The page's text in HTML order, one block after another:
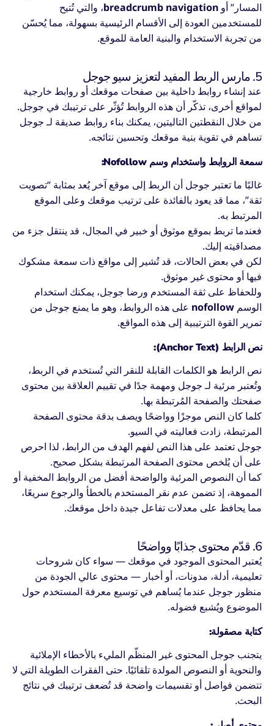
المسار” أو breadcrumb navigation، والتي تُتيح
للمستخدمين العودة إلى الأقسام الرئيسية بسهولة، مما يُحسّن
من تجربة الاستخدام والبنية العامة للموقع.
5. مارس الربط المفيد لتعزيز سيو جوجل
عند إنشاء روابط داخلية بين صفحات موقعك أو روابط خارجية
لمواقع أخرى، تذكّر أن هذه الروابط تُؤثّر على ترتيبك في جوجل.
من خلال النقطتين التاليتين، يمكنك بناء روابط صديقة لـ جوجل
تساهم في تقوية بنية موقعك وتحسين نتائجه.
سمعة الروابط واستخدام وسم Nofollow:
غالبًا ما تعتبر جوجل أن الربط إلى موقع آخر يُعد بمثابة “تصويت
ثقة”، مما قد يعود بالفائدة على ترتيب موقعك وعلى الموقع
المرتبط به.
فعندما تربط بموقع موثوق أو خبير في المجال، قد ينتقل جزء من
مصداقيته إليك.
لكن في بعض الحالات، قد تُشير إلى مواقع ذات سمعة مشكوك
فيها أو محتوى غير موثوق.
وللحفاظ على ثقة المستخدم ورضا جوجل، يمكنك استخدام
الوسم nofollow على هذه الروابط، وهو ما يمنع جوجل من
تمرير القوة الترتيبية إلى هذه المواقع.
نص الرابط (Anchor Text):
نص الرابط هو الكلمات القابلة للنقر التي تُستخدم في الربط،
وتُعتبر مرئية لـ جوجل ومهمة جدًا في تقييم العلاقة بين محتوى
صفحتك والصفحة المُرتبطة بها.
كلما كان النص موجزًا وواضحًا ويصف بدقة محتوى الصفحة
المرتبطة، زادت فعاليته في السيو.
جوجل تعتمد على هذا النص لفهم الهدف من الرابط، لذا احرص
على أن يُلخص محتوى الصفحة المرتبطة بشكل صحيح.
كما أن النصوص المرئية والواضحة أفضل من الروابط المخفية أو
المموهة، إذ تضمن عدم نقر المستخدم بالخطأ والرجوع سريعًا،
مما يحافظ على معدلات تفاعل جيدة داخل موقعك.
6. قدّم محتوى جذابًا وواضحًا
يُعتبر المحتوى الموجود في موقعك — سواء كان شروحات
تعليمية، أدلة، مدونات، أو أخبار — محتوى عالي الجودة من
منظور جوجل عندما يُساهم في توسيع معرفة المستخدم حول
الموضوع ويُشبع فضوله.
كتابة مصقولة:
يتجنب جوجل المحتوى غير المنظّم المليء بالأخطاء الإملائية
والنحوية أو النصوص المولدة تلقائيًا. حتى الفقرات الطويلة التي لا
تتضمن فواصل أو تقسيمات واضحة قد تُضعف ترتيبك في نتائج
البحث.